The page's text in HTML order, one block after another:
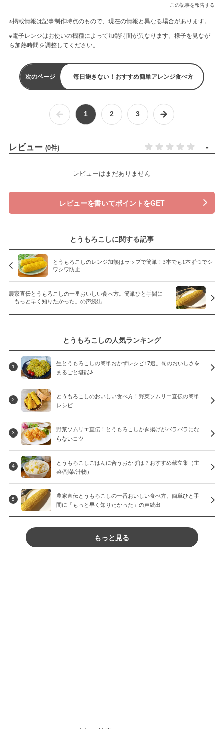
この記事を報告する
※掲載情報は記事制作時点のもので、現在の情報と異なる場合があります。
※電子レンジはお使いの機種によって加熱時間が異なります。様子を見なが
ら加熱時間を調整してください。
次のページ 毎日飽きない！おすすめ簡単アレンジ食べ方
1 2 3
レビュー (0件) -
レビューはまだありません
レビューを書いてポイントをGET
とうもろこしに関する記事
とうもろこしのレンジ加熱はラップで簡単！3本でも1本ずつでシ
ワシワ防止
農家直伝とうもろこしの一番おいしい食べ方。簡単ひと手間に
「もっと早く知りたかった」の声続出
とうもろこしの人気ランキング
1
生とうもろこしの簡単おかずレシピ17選。旬のおいしさを
まるごと堪能♪
2
とうもろこしのおいしい食べ方！野菜ソムリエ直伝の簡単
レシピ
3
野菜ソムリエ直伝！とうもろこしかき揚げがバラバラにな
らないコツ
4
とうもろこしごはんに合うおかずは？おすすめ献立集（主
菜/副菜/汁物）
5
農家直伝とうもろこしの一番おいしい食べ方。簡単ひと手
間に「もっと早く知りたかった」の声続出
もっと見る